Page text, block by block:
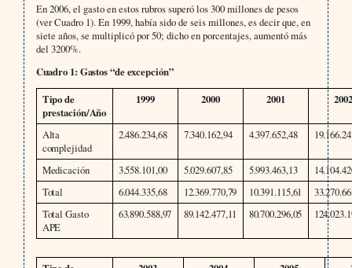
En 2006, el gasto en estos rubros superó los 300 millones de pesos
(ver Cuadro 1). En 1999, había sido de seis millones, es decir que, en
siete años, se multiplicó por 50; dicho en porcentajes, aumentó más
del 3200%.
Cuadro 1: Gastos “de excepción”
Tipo de
prestación/Año
1999 2000 2001 2002
Alta
complejidad
2.486.234,68 7.340.162,94 4.397.652,48
Medicación 3.558.101,00 5.029.607,85 5.993.463,13
Total
6.044.335,68 12.369.770,79 10.391.115,61
Total Gasto
APE
63.890.588,97 89.142.477,11 80.700.296,05